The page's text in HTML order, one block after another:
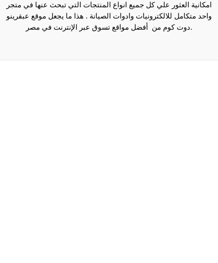
امكانية العثور علي كل جميع انواع المنتجات التي تبحث عنها في متجر
واحد متكامل للالكترونيات وادوات الصيانة . هذا ما يجعل موقع عبقرينو
دوت كوم من أفضل مواقع تسوق عبر الإنترنت في مصر.